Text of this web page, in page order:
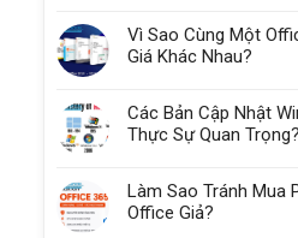
Vì Sao Cùng Một
Giá Khác Nhau?
Các Bản Cập Nhật
Thực Sự Quan Trọng?
Làm Sao Tránh Mua
Office Giả?